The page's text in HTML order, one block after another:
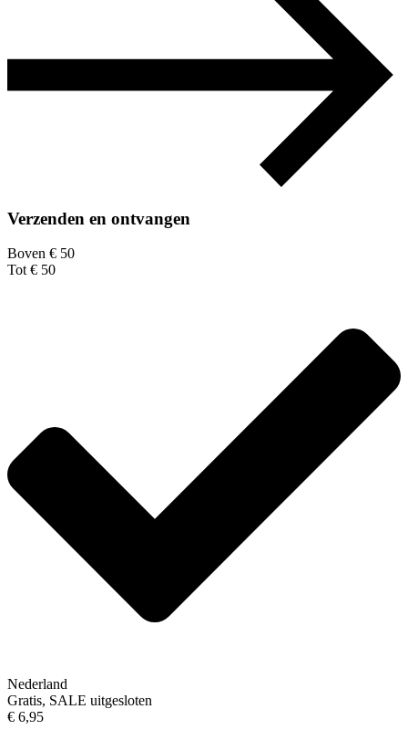
Verzenden en ontvangen
Boven € 50
Tot € 50
Nederland
Gratis, SALE uitgesloten
€ 6,95